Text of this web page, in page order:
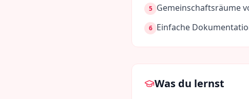
5 Gemeinschaftsräume
6 Einfache
Was du lernst